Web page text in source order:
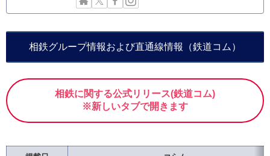
相鉄グループ情報および直通線情報（鉄道コム）
相鉄に関する公式リリース(鉄道コム)
※新しいタブで開きます